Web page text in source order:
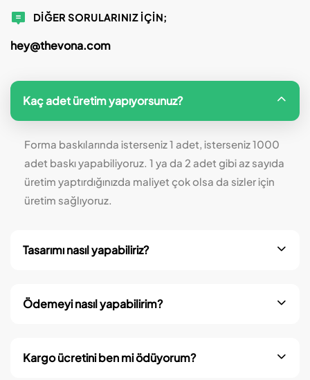
DIĞER SORULARINIZ IÇIN;
hey@thevona.com
Kaç adet üretim yapıyorsunuz?
Forma baskılarında isterseniz 1 adet, isterseniz 1000
adet baskı yapabiliyoruz. 1 ya da 2 adet gibi az sayıda
üretim yaptırdığınızda maliyet çok olsa da sizler için
üretim sağlıyoruz.
Tasarımı nasıl yapabiliriz?
Ödemeyi nasıl yapabilirim?
Kargo ücretini ben mi ödüyorum?